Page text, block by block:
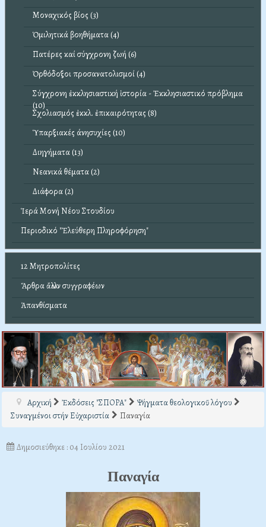
Μοναχικός βίος (3)
Ὁμιλητικά βοηθήματα (4)
Πατέρες καί σύγχρονη ζωή (6)
Ὀρθόδοξοι προσανατολισμοί (4)
Σύγχρονη ἐκκλησιαστική ἱστορία - Ἐκκλησιαστικό πρόβλημα
(10)
Σχολιασμός ἐκκλ. ἐπικαιρότητας (8)
Ὑπαρξιακές άνησυχίες (10)
Διηγήματα (13)
Νεανικά θέματα (2)
Διάφορα (2)
Ἱερά Μονή Νέου Στουδίου
Περιοδικό "Ἐλεύθερη Πληροφόρηση"
12 Μητροπολίτες
Ἄρθρα ἄλλων συγγραφέων
Ἀπανθίσματα
Αρχική Ἐκδόσεις "ΣΠΟΡΑ"
Ψήγματα θεολογικοῦ λόγου
Συναγμένοι στήν Εὐχαριστία
Παναγία
Δημοσιεύθηκε : 04 Ιουλίου 2021
Παναγία